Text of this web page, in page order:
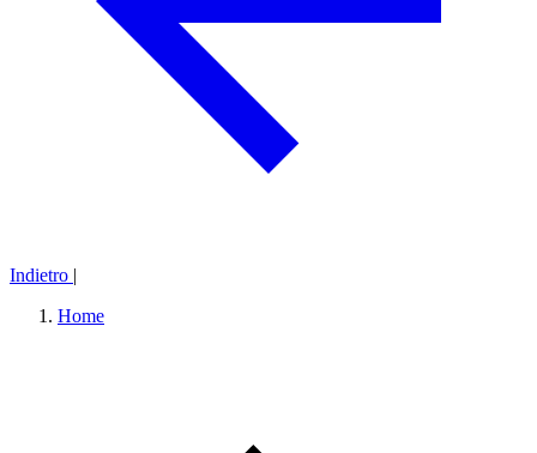
Indietro |
Home